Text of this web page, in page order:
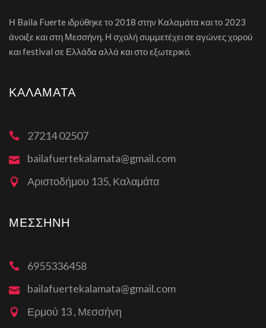
Η Baila Fuerte ιδρύθηκε το 2018 στην Καλαμάτα και το 2023
άνοιξε και στη Μεσσήνη. Η σχολή συμμετέχει σε αγώνες χορού
και festival σε Ελλάδα αλλά και στο εξωτερικό.
ΚΑΛΑΜΆΤΑ
27214 02507
bailafuertekalamata@gmail.com
Αριστοδήμου 135, Καλαμάτα
ΜΕΣΣΉΝΗ
6955336458
bailafuertekalamata@gmail.com
Ερμού 13 , Μεσσήνη